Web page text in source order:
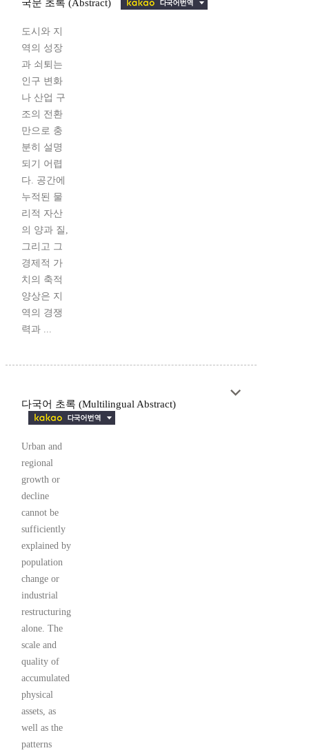
국문 초록 (Abstract)
도시와 지
역의 성장
과 쇠퇴는
인구 변화
나 산업 구
조의 전환
만으로 충
분히 설명
되기 어렵
다. 공간에
누적된 물
리적 자산
의 양과 질,
그리고 그
경제적 가
치의 축적
양상은 지
역의 경쟁
력과 ...
다국어 초록 (Multilingual Abstract)
Urban and
regional
growth or
decline
cannot be
sufficiently
explained by
population
change or
industrial
restructuring
alone. The
scale and
quality of
accumulated
physical
assets, as
well as the
patterns